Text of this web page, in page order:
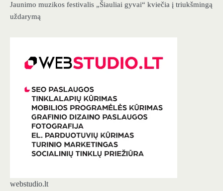
Jaunimo muzikos festivalis „Šiauliai gyvai“ kviečia į triukšmingą
uždarymą
webstudio.lt